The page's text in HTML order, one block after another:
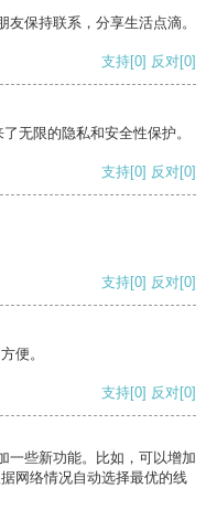
保持联系，分享生活点滴。
支持[0] 反对[0]
无限的隐私和安全性保护。
支持[0] 反对[0]
支持[0] 反对[0]
便。
支持[0] 反对[0]
一些新功能。比如，可以增加
网络情况自动选择最优的线